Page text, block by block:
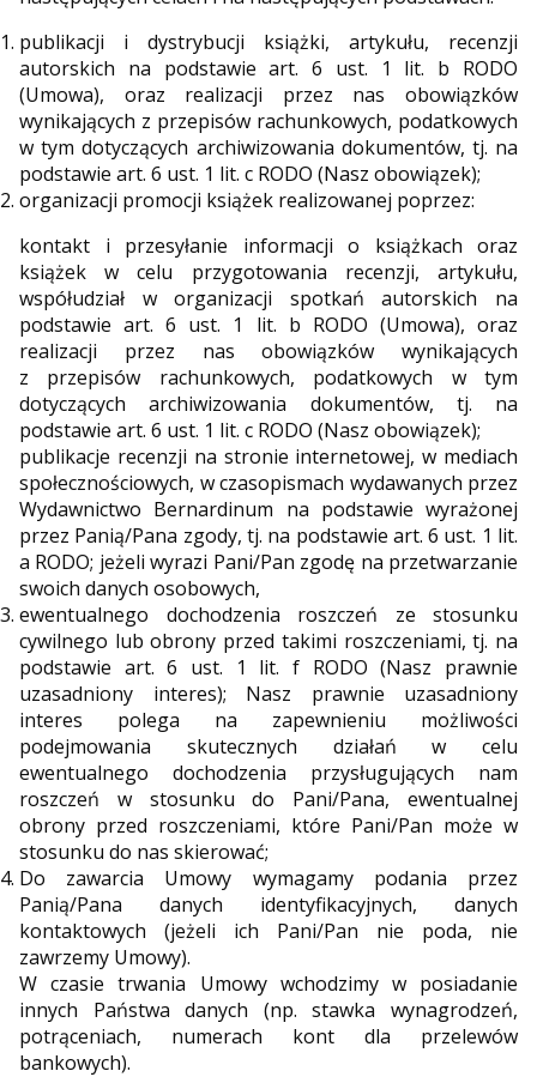
publikacji i dystrybucji książki, artykułu, recenzji
autorskich na podstawie art. 6 ust. 1 lit. b RODO
(Umowa), oraz realizacji przez nas obowiązków
wynikających z przepisów rachunkowych, podatkowych
w tym dotyczących archiwizowania dokumentów, tj. na
podstawie art. 6 ust. 1 lit. c RODO (Nasz obowiązek);
organizacji promocji książek realizowanej poprzez:
kontakt i przesyłanie informacji o książkach oraz
książek w celu przygotowania recenzji, artykułu,
współudział w organizacji spotkań autorskich na
podstawie art. 6 ust. 1 lit. b RODO (Umowa), oraz
realizacji przez nas obowiązków wynikających
z przepisów rachunkowych, podatkowych w tym
dotyczących archiwizowania dokumentów, tj. na
podstawie art. 6 ust. 1 lit. c RODO (Nasz obowiązek);
publikacje recenzji na stronie internetowej, w mediach
społecznościowych, w czasopismach wydawanych przez
Wydawnictwo Bernardinum na podstawie wyrażonej
przez Panią/Pana zgody, tj. na podstawie art. 6 ust. 1 lit.
a RODO; jeżeli wyrazi Pani/Pan zgodę na przetwarzanie
swoich danych osobowych,
ewentualnego dochodzenia roszczeń ze stosunku
cywilnego lub obrony przed takimi roszczeniami, tj. na
podstawie art. 6 ust. 1 lit. f RODO (Nasz prawnie
uzasadniony interes); Nasz prawnie uzasadniony
interes polega na zapewnieniu możliwości
podejmowania skutecznych działań w celu
ewentualnego dochodzenia przysługujących nam
roszczeń w stosunku do Pani/Pana, ewentualnej
obrony przed roszczeniami, które Pani/Pan może w
stosunku do nas skierować;
Do zawarcia Umowy wymagamy podania przez
Panią/Pana danych identyfikacyjnych, danych
kontaktowych (jeżeli ich Pani/Pan nie poda, nie
zawrzemy Umowy).
W czasie trwania Umowy wchodzimy w posiadanie
innych Państwa danych (np. stawka wynagrodzeń,
potrąceniach, numerach kont dla przelewów
bankowych).